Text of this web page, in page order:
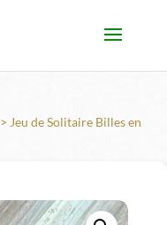
> Jeu de Solitaire Billes en